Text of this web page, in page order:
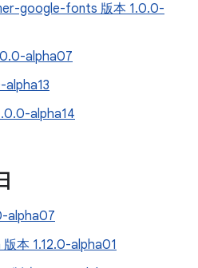
google-fonts 版本 1.0.0-
alpha07
alpha13
alpha14
alpha07
本 1.12.0-alpha01